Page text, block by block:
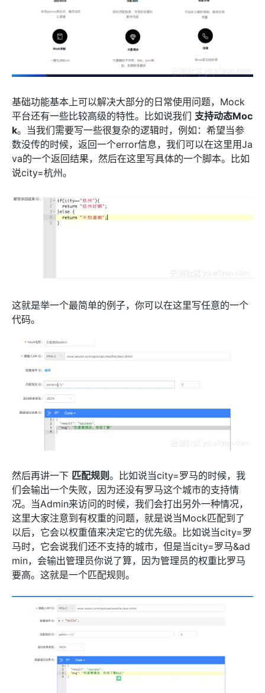
基础功能基本上可以解决大部分的日常使用问题，Mock
平台还有一些比较高级的特性。比如说我们 支持动态Moc
k。当我们需要写一些很复杂的逻辑时，例如：希望当参
数没传的时候，返回一个error信息，我们可以在这里用Ja
va的一个返回结果，然后在这里写具体的一个脚本。比如
说city=杭州。
这就是举一个最简单的例子，你可以在这里写任意的一个
代码。
然后再讲一下 匹配规则。比如说当city=罗马的时候，我
们会输出一个失败，因为还没有罗马这个城市的支持情
况。当Admin来访问的时候，我们会打出另外一种情况，
这里大家注意到有权重的问题，就是说当Mock匹配到了
以后，它会以权重值来决定它的优先级。比如说当city=罗
马时，它会说我们还不支持的城市，但是当city=罗马&ad
min，会输出管理员你说了算，因为管理员的权重比罗马
要高。这就是一个匹配规则。